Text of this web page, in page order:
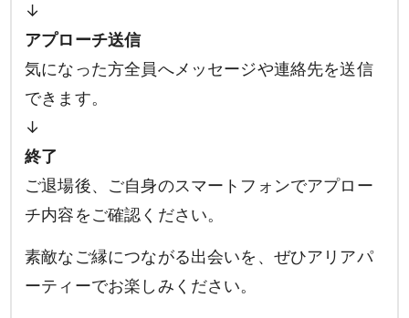
↓
アプローチ送信
気になった方全員へメッセージや連絡先を送信
できます。
↓
終了
ご退場後、ご自身のスマートフォンでアプロー
チ内容をご確認ください。
素敵なご縁につながる出会いを、ぜひアリアパ
ーティーでお楽しみください。